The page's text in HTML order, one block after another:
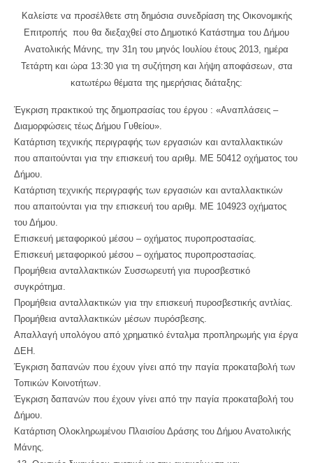
Καλείστε να προσέλθετε στη δημόσια συνεδρίαση της Οικονομικής
Επιτροπής που θα διεξαχθεί στο Δημοτικό Κατάστημα του Δήμου
Ανατολικής Μάνης, την 31η του μηνός Ιουλίου έτους 2013, ημέρα
Τετάρτη και ώρα 13:30 για τη συζήτηση και λήψη αποφάσεων, στα
κατωτέρω θέματα της ημερήσιας διάταξης:
Έγκριση πρακτικού της δημοπρασίας του έργου : «Αναπλάσεις –
Διαμορφώσεις τέως Δήμου Γυθείου».
Κατάρτιση τεχνικής περιγραφής των εργασιών και ανταλλακτικών
που απαιτούνται για την επισκευή του αριθμ. ΜΕ 50412 οχήματος του
Δήμου.
Κατάρτιση τεχνικής περιγραφής των εργασιών και ανταλλακτικών
που απαιτούνται για την επισκευή του αριθμ. ΜΕ 104923 οχήματος
του Δήμου.
Επισκευή μεταφορικού μέσου – οχήματος πυροπροστασίας.
Επισκευή μεταφορικού μέσου – οχήματος πυροπροστασίας.
Προμήθεια ανταλλακτικών Συσσωρευτή για πυροσβεστικό
συγκρότημα.
Προμήθεια ανταλλακτικών για την επισκευή πυροσβεστικής αντλίας.
Προμήθεια ανταλλακτικών μέσων πυρόσβεσης.
Απαλλαγή υπολόγου από χρηματικό ένταλμα προπληρωμής για έργα
ΔΕΗ.
Έγκριση δαπανών που έχουν γίνει από την παγία προκαταβολή των
Τοπικών Κοινοτήτων.
Έγκριση δαπανών που έχουν γίνει από την παγία προκαταβολή του
Δήμου.
Κατάρτιση Ολοκληρωμένου Πλαισίου Δράσης του Δήμου Ανατολικής
Μάνης.